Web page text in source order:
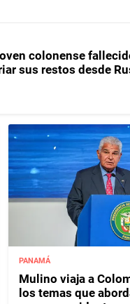
colonense
sus restos desde
PANAMÁ
Mulino viaja a
los temas que